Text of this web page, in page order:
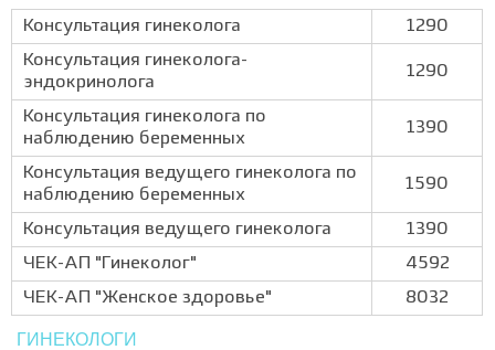
Консультация гинеколога
1290
Консультация гинеколога-
эндокринолога
1290
Консультация гинеколога по
наблюдению беременных
1390
Консультация ведущего гинеколога по
наблюдению беременных
1590
Консультация ведущего гинеколога
1390
ЧЕК-АП "Гинеколог"
4592
ЧЕК-АП "Женское здоровье"
8032
ГИНЕКОЛОГИ